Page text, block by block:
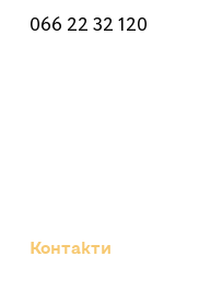
066 22 32 120
Контакти